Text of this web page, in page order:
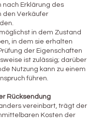
nach Erklärung des
den Verkäufer
in dem Zustand
in dem sie erhalten
der Eigenschaften
ist zulässig; darüber
Nutzung kann zu einem
führen.
Rücksendung
vereinbart, trägt der
Kosten der